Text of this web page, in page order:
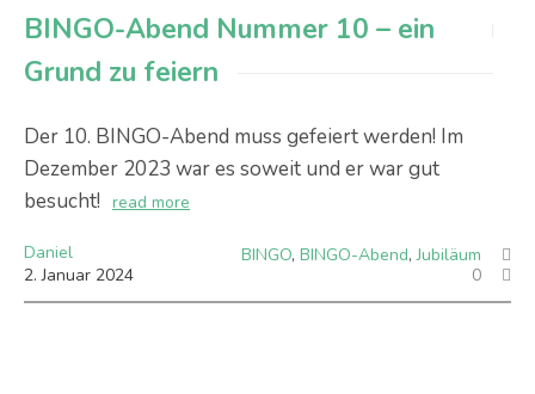
BINGO-Abend Nummer 10 – ein
Grund zu feiern
Der 10. BINGO-Abend muss gefeiert werden! Im
Dezember 2023 war es soweit und er war gut
besucht! read more
Daniel
2. Januar 2024
BINGO, BINGO-Abend,Jubiläum
0